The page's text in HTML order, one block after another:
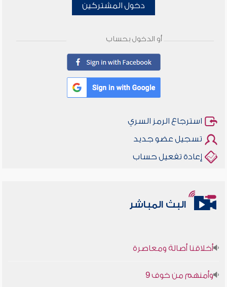
دخول المشتركين
أو الدخول بحساب
استرجاع الرمز السري
تسجيل عضو جديد
إعادة تفعيل حساب
البث المباشر
أخلاقنا أصالة ومعاصرة
وأمنهم من خوف 9